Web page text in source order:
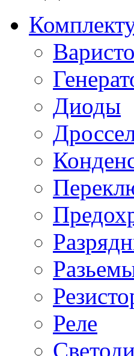
Диоды
Реле